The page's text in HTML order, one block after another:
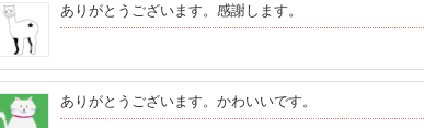
ありがとうございます。感謝します。
ありがとうございます。かわいいです。